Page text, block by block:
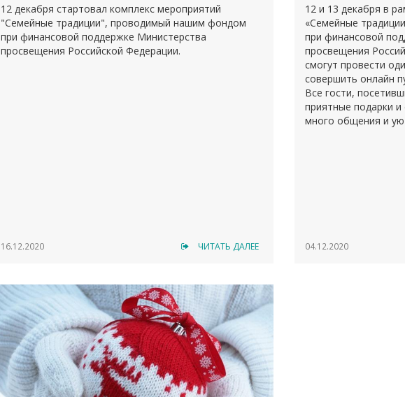
12 декабря стартовал комплекс мероприятий
"Семейные традиции", проводимый нашим фондом
при финансовой поддержке Министерства
просвещения Российской Федерации.
16.12.2020 ЧИТАТЬ ДАЛЕЕ
12 и 13 декабря в
«Семейные
при финансовой
просвещения
смогут провести
совершить онлайн
Все гости,
приятные подарки и
много общения и
04.12.2020